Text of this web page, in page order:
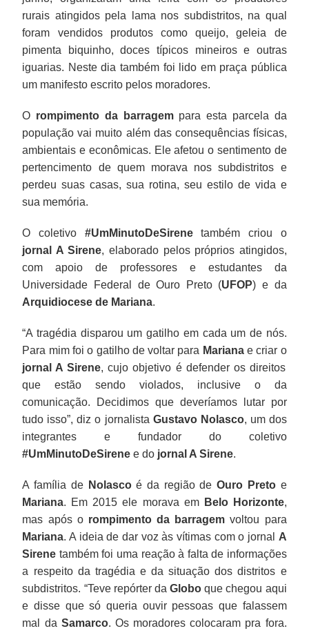
rurais atingidos pela lama nos subdistritos, na qual
foram vendidos produtos como queijo, geleia de
pimenta biquinho, doces típicos mineiros e outras
iguarias. Neste dia também foi lido em praça pública
um manifesto escrito pelos moradores.
O rompimento da barragempara esta parcela da
população vai muito além das consequências físicas,
ambientais e econômicas. Ele afetou o sentimento de
pertencimento de quem morava nos subdistritos e
perdeu suas casas, sua rotina, seu estilo de vida e
sua memória.
O coletivo #UmMinutoDeSirenetambém criou o
jornal A Sirene, elaborado pelos próprios atingidos,
com apoio de professores e estudantes da
Universidade Federal de Ouro Preto (UFOP) e da
Arquidiocese de Mariana.
“A tragédia disparou um gatilho em cada um de nós.
Para mim foi o gatilho de voltar para Marianae criar o
jornal A Sirene, cujo objetivo é defender os direitos
que estão sendo violados, inclusive o da
comunicação. Decidimos que deveríamos lutar por
tudo isso”, diz o jornalista Gustavo Nolasco, um dos
integrantes e fundador do coletivo
#UmMinutoDeSirene e do jornal A Sirene.
A família de Nolascoé da região deOuro Pretoe
Mariana. Em 2015 ele morava em Belo Horizonte,
mas após o rompimento da barragem voltou para
Mariana. A ideia de dar voz às vítimas com o jornal A
Sirene também foi uma reação à falta de informações
a respeito da tragédia e da situação dos distritos e
subdistritos. “Teve repórter daGlobo que chegou aqui
e disse que só queria ouvir pessoas que falassem
mal da Samarco. Os moradores colocaram pra fora.